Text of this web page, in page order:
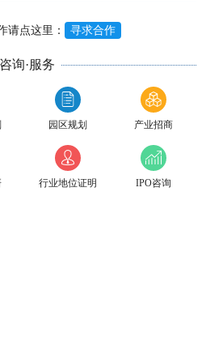
请点这里： 寻求合作
咨询·服务
园区规划 产业招商
行业地位证明 IPO咨询